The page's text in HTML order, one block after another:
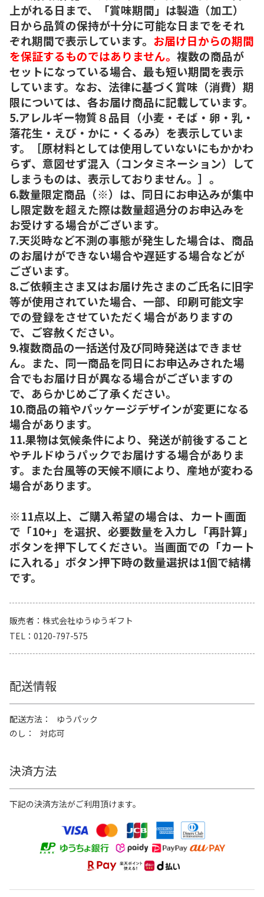
上がれる日まで、「賞味期間」は製造（加工）
日から品質の保持が十分に可能な日までをそれ
ぞれ期間で表示しています。 お届け日からの期間
を保証するものではありません。 複数の商品が
セットになっている場合、最も短い期間を表示
しています。なお、法律に基づく賞味（消費）期
限については、各お届け商品に記載しています。
5.アレルギー物質８品目（小麦・そば・卵・乳・
落花生・えび・かに・くるみ）を表示していま
す。［原材料としては使用していないにもかかわ
らず、意図せず混入（コンタミネーション）して
しまうものは、表示しておりません。］。
6.数量限定商品（※）は、同日にお申込みが集中
し限定数を超えた際は数量超過分のお申込みを
お受けする場合がございます。
7.天災時など不測の事態が発生した場合は、商品
のお届けができない場合や遅延する場合などが
ございます。
8.ご依頼主さま又はお届け先さまのご氏名に旧字
等が使用されていた場合、一部、印刷可能文字
での登録をさせていただく場合がありますの
で、ご容赦ください。
9.複数商品の一括送付及び同時発送はできませ
ん。また、同一商品を同日にお申込みされた場
合でもお届け日が異なる場合がございますの
で、あらかじめご了承ください。
10.商品の箱やパッケージデザインが変更になる
場合があります。
11.果物は気候条件により、発送が前後すること
やチルドゆうパックでお届けする場合がありま
す。また台風等の天候不順により、産地が変わる
場合があります。
※11点以上、ご購入希望の場合は、カート画面
で「10+」を選択、必要数量を入力し「再計算」
ボタンを押下してください。当画面での「カート
に入れる」ボタン押下時の数量選択は1個で結構
です。
販売者
株式会社ゆうゆうギフト
TEL
0120-797-575
配送情報
配送方法
ゆうパック
のし
対応可
決済方法
下記の決済方法がご利用頂けます。